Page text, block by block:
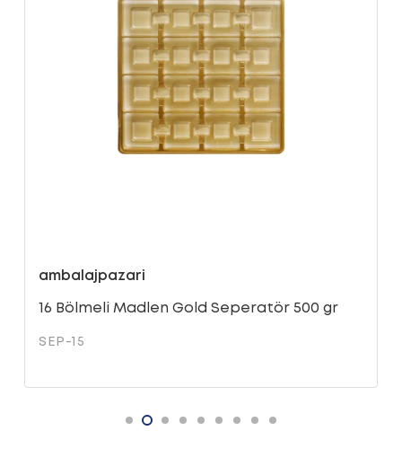
ambalajpazari
16 Bölmeli Madlen Gold Seperatör 500 gr
SEP-15